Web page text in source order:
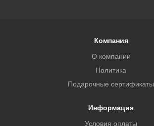
Компания
О компании
Политика
Подарочные сертификаты
Информация
Условия оплаты